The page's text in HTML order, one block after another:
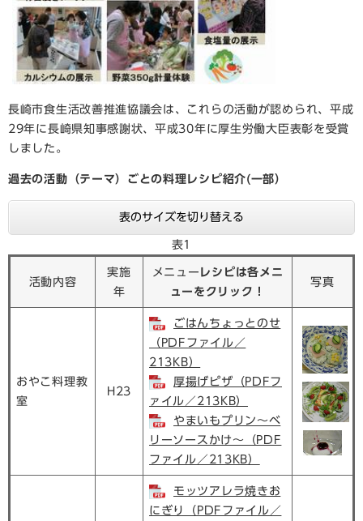
長崎市食生活改善推進協議会は、これらの活動が認められ、平成
29年に長崎県知事感謝状、平成30年に厚生労働大臣表彰を受賞
しました。
過去の活動（テーマ）ごとの料理レシピ紹介(一部）
表のサイズを切り替える
表1
活動内容
実施
年
メニュー レシピは各メニ
ューをクリック！
写真
おやこ料理教
室
H23
ごはんちょっとのせ
（PDFファイル／
213KB）
厚揚げピザ（PDFフ
ァイル／213KB）
やまいもプリン～ベ
リーソースかけ～（PDF
ファイル／213KB）
モッツアレラ焼きお
にぎり（PDFファイル／